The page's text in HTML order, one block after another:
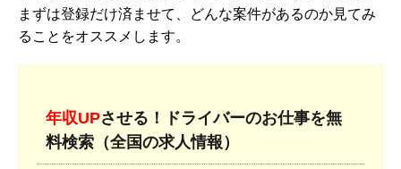
まずは登録だけ済ませて、どんな案件があるのか見てみ
ることをオススメします。
年収UPさせる！ドライバーのお仕事を無
料検索（全国の求人情報）